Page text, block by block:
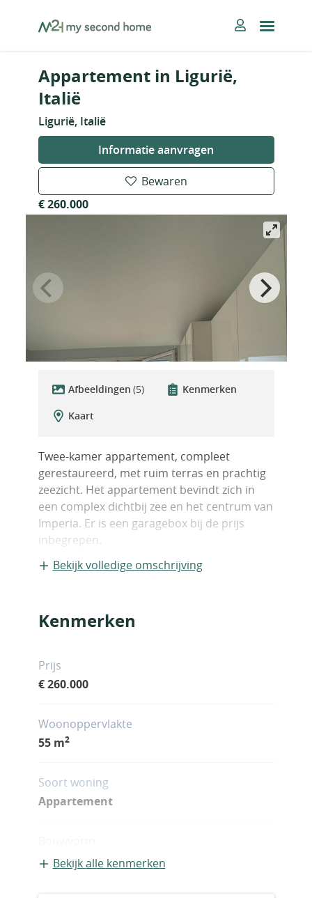
MySecondHome
Appartement in Ligurië,
Italië
Ligurië, Italië
Informatie aanvragen
Bewaren
€ 260.000
Afbeeldingen (5)
Kenmerken
Kaart
Twee-kamer appartement, compleet
gerestaureerd, met ruim terras en prachtig
zeezicht. Het appartement bevindt zich in
een complex dichtbij zee en het centrum van
Imperia. Er is een garagebox bij de prijs
inbegrepen.
Bekijk volledige omschrijving
Kenmerken
Prijs
€ 260.000
Woonoppervlakte
55 m2
Soort woning
Appartement
Bestaande bouw
Bekijk alle kenmerken